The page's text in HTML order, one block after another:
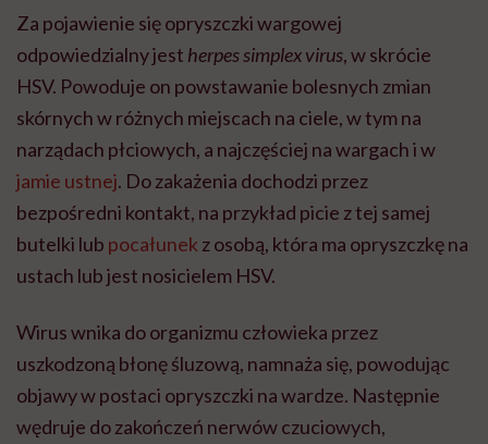
Za pojawienie się opryszczki wargowej
odpowiedzialny jest herpes simplex virus, w skrócie
HSV. Powoduje on powstawanie bolesnych zmian
skórnych w różnych miejscach na ciele, w tym na
narządach płciowych, a najczęściej na wargach i w
jamie ustnej. Do zakażenia dochodzi przez
bezpośredni kontakt, na przykład picie z tej samej
butelki lub pocałunek z osobą, która ma opryszczkę na
ustach lub jest nosicielem HSV.
Wirus wnika do organizmu człowieka przez
uszkodzoną błonę śluzową, namnaża się, powodując
objawy w postaci opryszczki na wardze. Następnie
wędruje do zakończeń nerwów czuciowych,